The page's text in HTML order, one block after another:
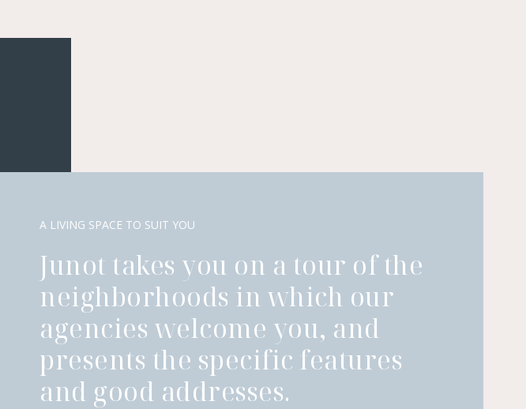
A LIVING SPACE TO SUIT YOU
Junot takes you on a tour of the
neighborhoods in which our
agencies welcome you, and
presents the specific features
and good addresses.